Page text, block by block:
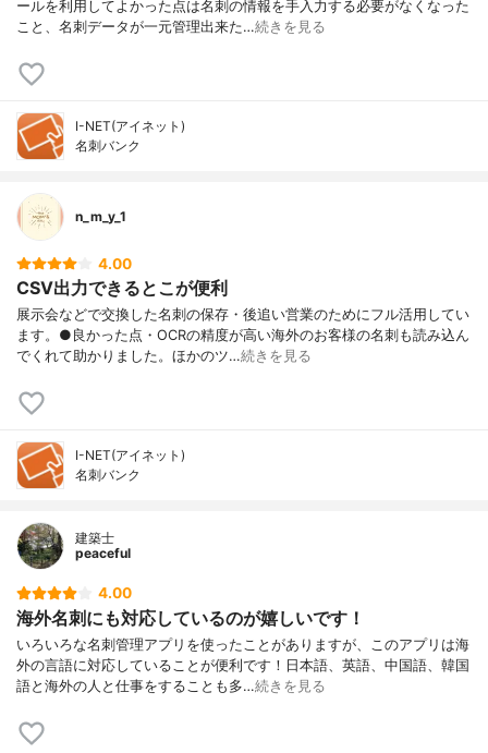
ールを利用してよかった点は名刺の情報を手入力する必要がなくなった
こと、名刺データが一元管理出来た…続きを見る
I-NET(アイネット)
名刺バンク
n_m_y_1
4.00
CSV出力できるとこが便利
展示会などで交換した名刺の保存・後追い営業のためにフル活用してい
ます。●良かった点・OCRの精度が高い海外のお客様の名刺も読み込ん
でくれて助かりました。ほかのツ…続きを見る
I-NET(アイネット)
名刺バンク
建築士
peaceful
4.00
海外名刺にも対応しているのが嬉しいです！
いろいろな名刺管理アプリを使ったことがありますが、このアプリは海
外の言語に対応していることが便利です！日本語、英語、中国語、韓国
語と海外の人と仕事をすることも多…続きを見る